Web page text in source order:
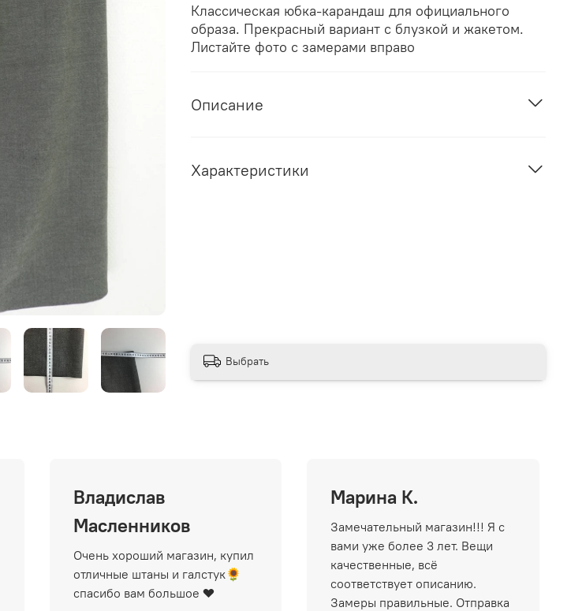
Классическая юбка-карандаш для официального
образа. Прекрасный вариант с блузкой и жакетом.
Листайте фото с замерами вправо
Описание
Характеристики
Выбрать
Владислав
Масленников
Очень хороший магазин, купил
отличные штаны и галстук🌻
спасибо вам большое ❤️
Марина К.
Замечательный магазин!!! Я с
вами уже более 3 лет. Вещи
качественные, всё
соответствует описанию.
Замеры правильные. Отправка